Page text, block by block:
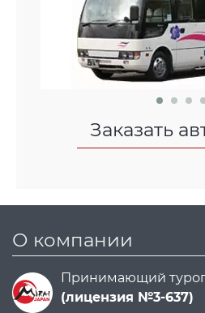
Заказать
О компании
Принимающий
(лицензия №3-637)